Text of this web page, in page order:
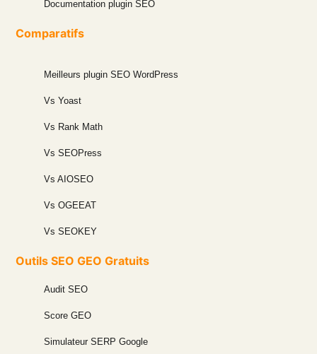
Documentation plugin SEO
Comparatifs
Meilleurs plugin SEO WordPress
Vs Yoast
Vs Rank Math
Vs SEOPress
Vs AIOSEO
Vs OGEEAT
Vs SEOKEY
Outils SEO GEO Gratuits
Audit SEO
Score GEO
Simulateur SERP Google